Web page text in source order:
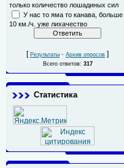
только количество лошадиных сил
У нас то яма то канава, больше
10 км./ч. уже лихачество
[ Результаты · Архив опросов ]
Всего ответов: 317
Статистика